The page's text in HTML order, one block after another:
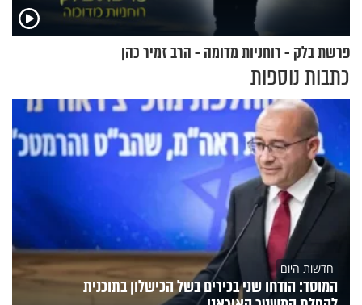
פרשת בלק - רוחניות מדומה - הרב זמיר כהן
כתבות נוספות
חדשות היום
המוסד: הודחו שני בכירים בשל הכישלון בתוכנית